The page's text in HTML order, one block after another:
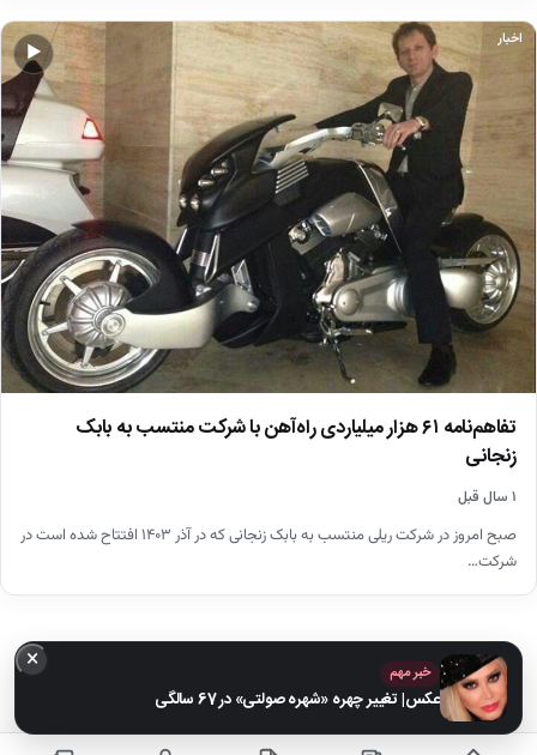
▶
اخبار
تفاهم‌نامه ۶۱ هزار میلیاردی راه‌آهن با شرکت منتسب به بابک
زنجانی
۱ سال قبل
صبح امروز در شرکت ریلی منتسب به بابک زنجانی که در آذر ۱۴۰۳ افتتاح شده است در
شرکت…
× خبر مهم
عکس| تغییر چهره «شهره صولتی» در 67 سالگی